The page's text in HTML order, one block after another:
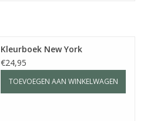
Kleurboek New York
€24,95
TOEVOEGEN AAN WINKELWAGEN